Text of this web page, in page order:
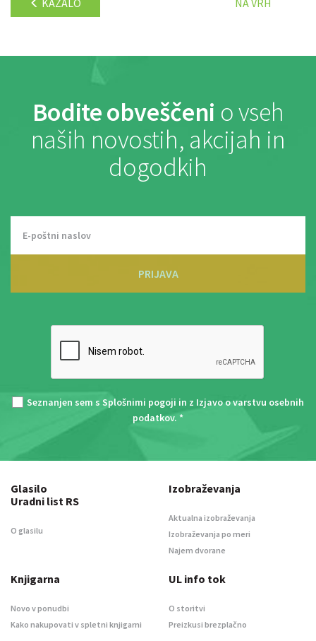
Bodite obveščeni o vseh
naših novostih, akcijah in
dogodkih
PRIJAVA
Seznanjen sem s Splošnimi pogoji in z Izjavo o varstvu osebnih
podatkov. *
Glasilo
Uradni list RS
O glasilu
Izobraževanja
Aktualna izobraževanja
Izobraževanja po meri
Najem dvorane
Knjigarna
Novo v ponudbi
Kako nakupovati v spletni knjigarni
UL info tok
O storitvi
Preizkusi brezplačno